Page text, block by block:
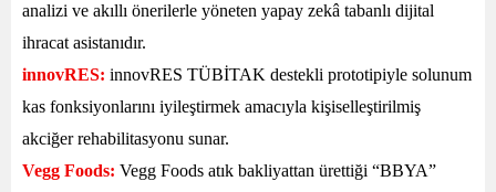
analizi ve akıllı önerilerle yöneten yapay zekâ tabanlı dijital
ihracat asistanıdır.
innovRES: innovRES TÜBİTAK destekli prototipiyle solunum
kas fonksiyonlarını iyileştirmek amacıyla kişiselleştirilmiş
akciğer rehabilitasyonu sunar.
Vegg Foods: Vegg Foods atık bakliyattan ürettiği “BBYA”